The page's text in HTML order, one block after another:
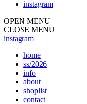
instagram
OPEN MENU
CLOSE MENU
instagram
home
ss/2026
info
about
shoplist
contact